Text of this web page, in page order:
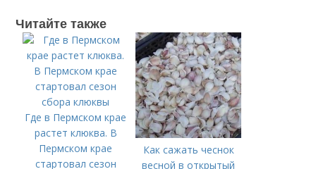
Читайте также
Где в Пермском крае
растет клюква. В
Пермском крае
стартовал сезон
Как сажать чеснок
весной в открытый